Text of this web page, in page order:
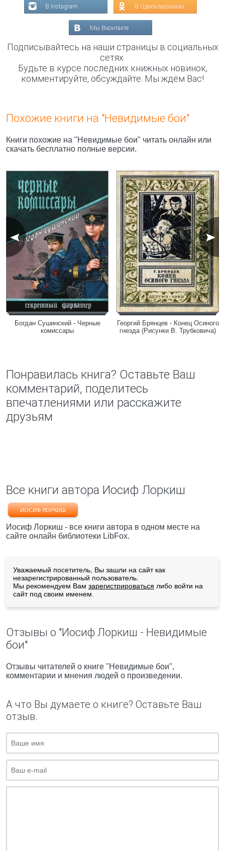
В Instagram В Одноклассниках
Мы Вконтакте
Подписывайтесь на наши страницы в социальных
сетях.
Будьте в курсе последних книжных новинок,
комментируйте, обсуждайте. Мы ждём Вас!
Похожие книги на "Невидимые бои"
Книги похожие на "Невидимые бои" читать онлайн или
скачать бесплатно полные версии.
Богдан Сушинский - Черные
комиссары
Георгий Брянцев - Конец Осиного
гнезда (Рисунки В. Трубковича)
Понравилась книга? Оставьте Ваш
комментарий, поделитесь
впечатлениями или расскажите
друзьям
Все книги автора Иосиф Лоркиш
ИОСИФ ЛОРКИШ
Иосиф Лоркиш - все книги автора в одном месте на
сайте онлайн библиотеки LibFox.
Уважаемый посетитель, Вы зашли на сайт как
незарегистрированный пользователь.
Мы рекомендуем Вам зарегистрироваться либо войти на
сайт под своим именем.
Отзывы о "Иосиф Лоркиш - Невидимые
бои"
Отзывы читателей о книге "Невидимые бои",
комментарии и мнения людей о произведении.
А что Вы думаете о книге? Оставьте Ваш
отзыв.